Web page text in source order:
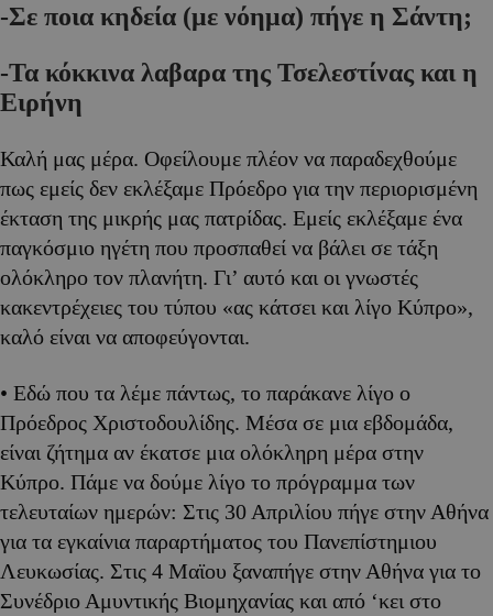
-Σε ποια κηδεία (με νόημα) πήγε η Σάντη;
-Τα κόκκινα λαβαρα της Τσελεστίνας και η
Ειρήνη
Καλή μας μέρα. Οφείλουμε πλέον να παραδεχθούμε
πως εμείς δεν εκλέξαμε Πρόεδρο για την περιορισμένη
έκταση της μικρής μας πατρίδας. Εμείς εκλέξαμε ένα
παγκόσμιο ηγέτη που προσπαθεί να βάλει σε τάξη
ολόκληρο τον πλανήτη. Γι’ αυτό και οι γνωστές
κακεντρέχειες του τύπου «ας κάτσει και λίγο Κύπρο»,
καλό είναι να αποφεύγονται.
• Εδώ που τα λέμε πάντως, το παράκανε λίγο ο
Πρόεδρος Χριστοδουλίδης. Μέσα σε μια εβδομάδα,
είναι ζήτημα αν έκατσε μια ολόκληρη μέρα στην
Κύπρο. Πάμε να δούμε λίγο το πρόγραμμα των
τελευταίων ημερών: Στις 30 Απριλίου πήγε στην Αθήνα
για τα εγκαίνια παραρτήματος του Πανεπίστημιου
Λευκωσίας. Στις 4 Μαϊου ξαναπήγε στην Αθήνα για το
Συνέδριο Αμυντικής Βιομηχανίας και από ‘κει στο